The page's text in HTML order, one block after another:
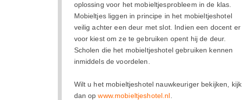
oplossing voor het mobieltjesprobleem in de klas.
Mobieltjes liggen in principe in het mobieltjeshotel
veilig achter een deur met slot. Indien een docent er
voor kiest om ze te gebruiken opent hij de deur.
Scholen die het mobieltjeshotel gebruiken kennen
inmiddels de voordelen.
Wilt u het mobieltjeshotel nauwkeuriger bekijken, kijk
dan opwww.mobieltjeshotel.nl